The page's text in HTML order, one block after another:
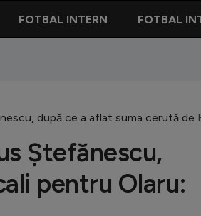
FOTBAL INTERN FOTBAL
după ce a aflat suma cerută de
Ștefănescu,
pentru Olaru: